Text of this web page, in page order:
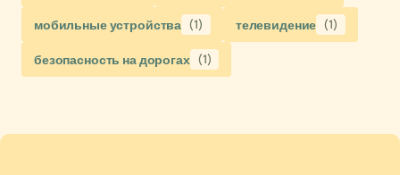
мобильные устройства (1) телевидение (1)
безопасность на дорогах (1)